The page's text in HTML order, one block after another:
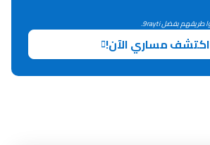
اكتشف مساري الآن!